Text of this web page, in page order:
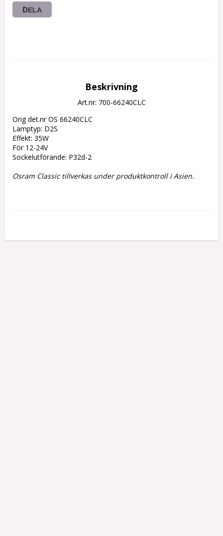
DELA
Beskrivning
Art.nr: 700-66240CLC
Orig det.nr OS 66240CLC
Lamptyp: D2S
Effekt: 35W
För 12-24V
Sockelutförande: P32d-2
Osram Classic tillverkas under produktkontroll i Asien.